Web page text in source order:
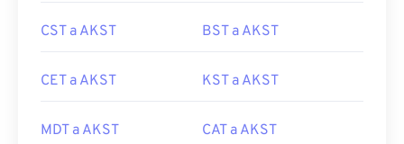
CST a AKST BST a AKST
CET a AKST KST a AKST
MDT a AKST CAT a AKST